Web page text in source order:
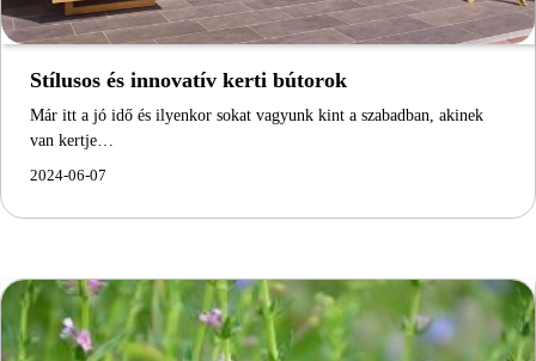
Stílusos és innovatív kerti bútorok
Már itt a jó idő és ilyenkor sokat vagyunk kint a szabadban, akinek
van kertje…
2024-06-07